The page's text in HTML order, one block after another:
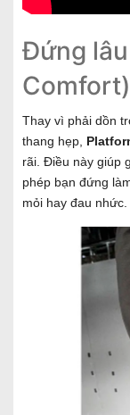
Đứng
Comfort)
Thay vì phải dồn
thang hẹp,
rãi. Điều này giúp
phép bạn đứng
mỏi hay đau nhức.